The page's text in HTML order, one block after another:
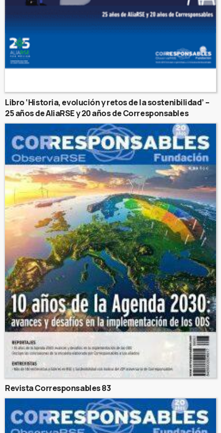
Libro ‘Historia, evolución y retos de la sostenibilidad’ –
25 años de AliaRSE y 20 años de Corresponsables
Revista Corresponsables 83